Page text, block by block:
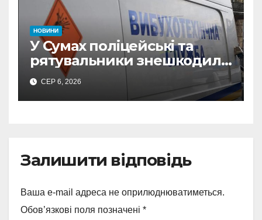
НОВИНИ
У Сумах поліцейські та
рятувальники знешкодили
500-кілограмову авіабомбу
росіян
СЕР 6, 2026
Залишити відповідь
Ваша e-mail адреса не оприлюднюватиметься.
Обов’язкові поля позначені *